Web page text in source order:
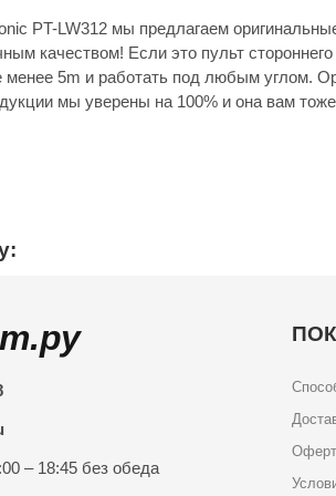
PT-LW312 мы предлагаем
качеством! Если это пульт
менее 5m и работать под любым углом.
мы уверены на 100% и она вам
– 18:45 без обеда